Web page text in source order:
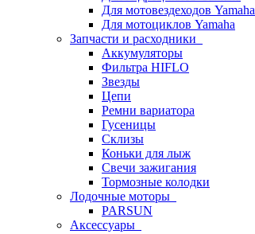
Для мотовездеходов Yamaha
Для мотоциклов Yamaha
Запчасти и расходники
Аккумуляторы
Фильтра HIFLO
Звезды
Цепи
Ремни вариатора
Гусеницы
Склизы
Коньки для лыж
Свечи зажигания
Тормозные колодки
Лодочные моторы
PARSUN
Аксессуары